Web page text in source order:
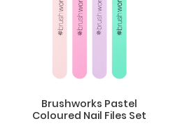
Brushworks Pastel
Coloured Nail Files Set